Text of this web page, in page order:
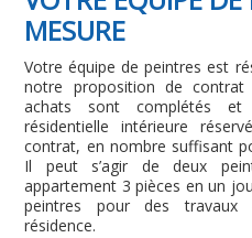
MESURE
Votre équipe de peintres est
notre proposition de
achats sont complétés
résidentielle intérieure
contrat, en nombre suffisant
Il peut s’agir de deux
appartement 3 pièces en un
peintres pour des travaux
résidence.